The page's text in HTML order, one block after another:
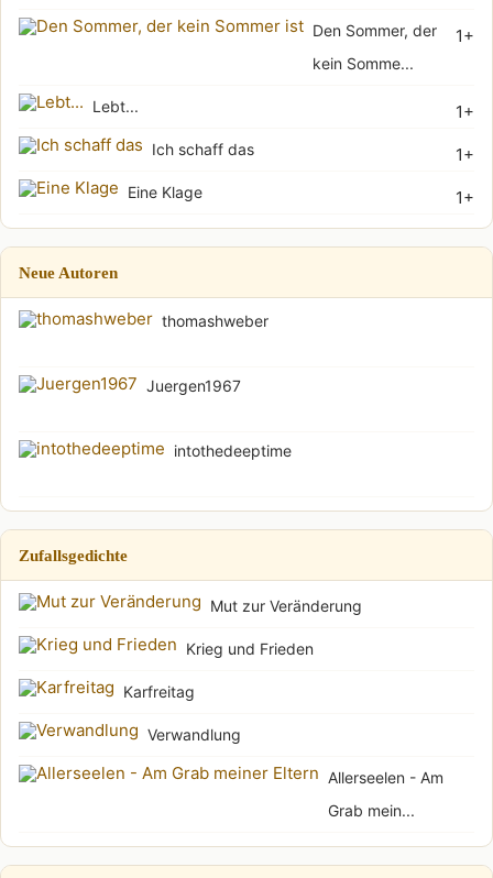
1+
Den Sommer, der
kein Somme...
1+
Lebt...
1+
Ich schaff das
1+
Eine Klage
Neue Autoren
thomashweber
Juergen1967
intothedeeptime
Zufallsgedichte
Mut zur Veränderung
Krieg und Frieden
Karfreitag
Verwandlung
Allerseelen - Am
Grab mein...